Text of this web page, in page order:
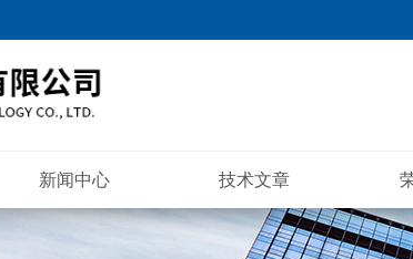
新闻中心 技术文章